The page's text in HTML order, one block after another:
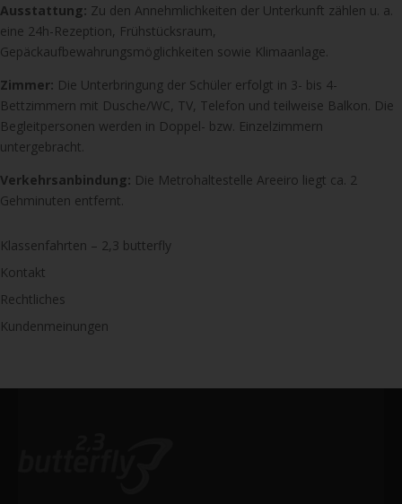
Ausstattung: Zu den Annehmlichkeiten der Unterkunft zählen u. a.
eine 24h-Rezeption, Frühstücksraum,
Gepäckaufbewahrungsmöglichkeiten sowie Klimaanlage.
Zimmer: Die Unterbringung der Schüler erfolgt in 3- bis 4-
Bettzimmern mit Dusche/WC, TV, Telefon und teilweise Balkon. Die
Begleitpersonen werden in Doppel- bzw. Einzelzimmern
untergebracht.
Verkehrsanbindung: Die Metrohaltestelle Areeiro liegt ca. 2
Gehminuten entfernt.
Klassenfahrten – 2,3 butterfly
Kontakt
Rechtliches
Kundenmeinungen